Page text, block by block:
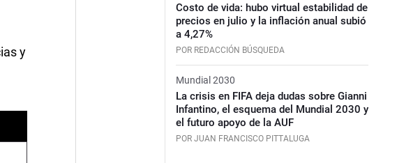
y
Costo de vida: hubo virtual estabilidad de
precios en julio y la inflación anual subió
a 4,27%
POR REDACCIÓN BÚSQUEDA
Mundial 2030
La crisis en FIFA deja dudas sobre Gianni
Infantino, el esquema del Mundial 2030 y
el futuro apoyo de la AUF
POR JUAN FRANCISCO PITTALUGA